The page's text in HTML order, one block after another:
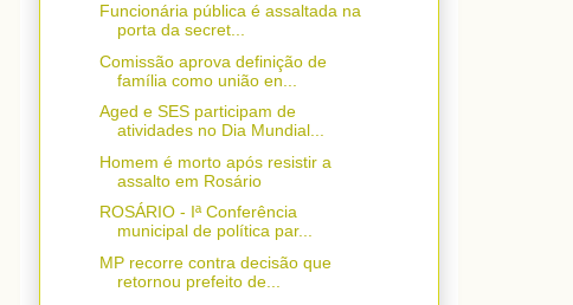
Funcionária pública é assaltada na
porta da secret...
Comissão aprova definição de
família como união en...
Aged e SES participam de
atividades no Dia Mundial...
Homem é morto após resistir a
assalto em Rosário
ROSÁRIO - Iª Conferência
municipal de política par...
MP recorre contra decisão que
retornou prefeito de...